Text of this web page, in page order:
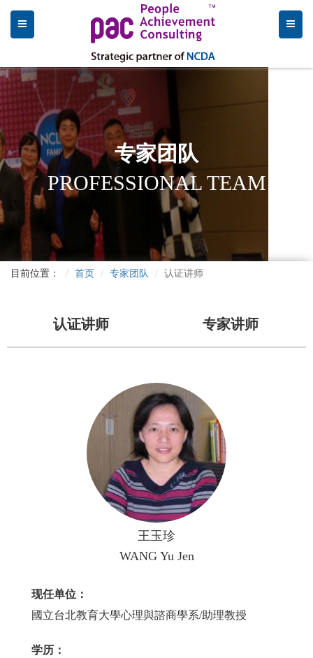
专家团队
PROFESSIONAL TEAM
目前位置： 首页 专家团队 认证讲师
认证讲师 专家讲师
王玉珍
WANG Yu Jen
现任单位：
國立台北教育大學心理與諮商學系/助理教授
学历：